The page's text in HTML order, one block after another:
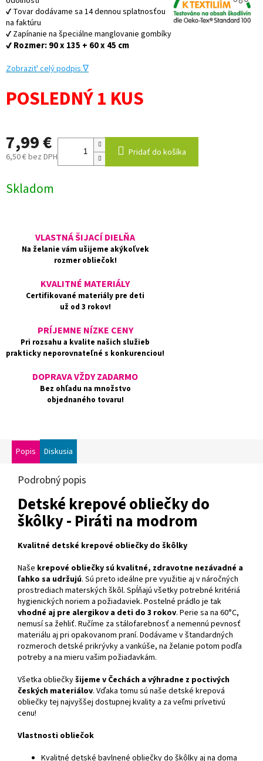
✔ Tovar dodávame sa 14 dennou splatnosťou
na faktúru
✔ Zapínanie na špeciálne manglovanie gombíky
✔ Rozmer: 90 x 135 + 60 x 45 cm
Zobrazit' celý podpis ∇
POSLEDNÝ 1 KUS
7,99 €
6,50 € bez DPH
cena:
Pridať do košíka
Skladom
VLASTNÁ ŠIJACÍ DIELŇA
Na želanie vám ušijeme akýkoľvek
rozmer obliečok!
KVALITNÉ MATERIÁLY
Certifikované materiály pre deti
už od 3 rokov!
PRÍJEMNE NÍZKE CENY
Pri rozsahu a kvalite našich služieb
prakticky neporovnateľné s konkurenciou!
DOPRAVA VŽDY ZADARMO
Bez ohľadu na množstvo
objednaného tovaru!
Popis Diskusia
Podrobný popis
Detské krepové obliečky do
škôlky - Piráti na modrom
Kvalitné detské krepové obliečky do škôlky
Naše krepové obliečky sú kvalitné, zdravotne nezávadné a
ľahko sa udržujú. Sú preto ideálne pre využitie aj v náročných
prostrediach materských škôl. Spĺňajú všetky potrebné kritériá
hygienických noriem a požiadaviek. Postelné prádlo je tak
vhodné aj pre alergikov a deti do 3 rokov. Perie sa na 60°C,
nemusí sa žehliť. Ručíme za stálofarebnosť a nemennú pevnosť
materiálu aj pri opakovanom praní. Dodávame v štandardných
rozmeroch detské prikrývky a vankúše, na želanie potom podľa
potreby a na mieru vašim požiadavkám.
Všetka obliečkyšijeme v Čechách a výhradne z poctivých
českých materiálov. Vďaka tomu sú naše detské krepová
obliečky tej najvyššej dostupnej kvality a za veľmi prívetivú
cenu!
Vlastnosti obliečok
Kvalitné detské bavlnené obliečky do škôlky aj na doma